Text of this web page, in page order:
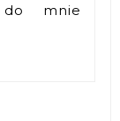
mnie